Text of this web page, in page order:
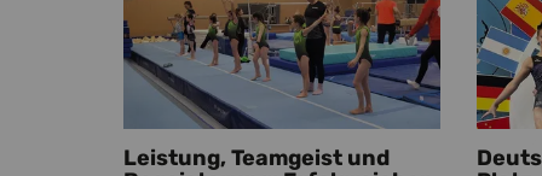
Leistung, Teamgeist und